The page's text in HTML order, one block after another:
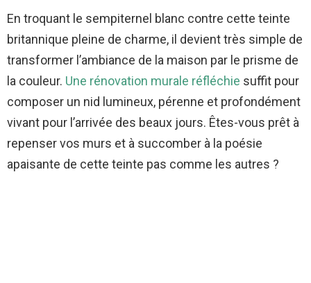
En troquant le sempiternel blanc contre cette teinte
britannique pleine de charme, il devient très simple de
transformer l’ambiance de la maison par le prisme de
la couleur. Une rénovation murale réfléchie suffit pour
composer un nid lumineux, pérenne et profondément
vivant pour l’arrivée des beaux jours. Êtes-vous prêt à
repenser vos murs et à succomber à la poésie
apaisante de cette teinte pas comme les autres ?